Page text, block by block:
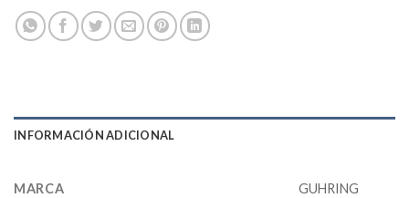
INFORMACIÓN ADICIONAL
MARCA GUHRING